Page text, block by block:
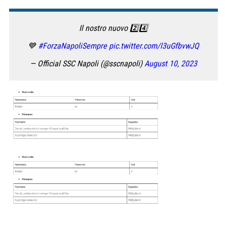
Il nostro nuovo 2️⃣4️⃣
💙 #ForzaNapoliSempre pic.twitter.com/l3uGfbvwJQ
— Official SSC Napoli (@sscnapoli)August 10, 2023